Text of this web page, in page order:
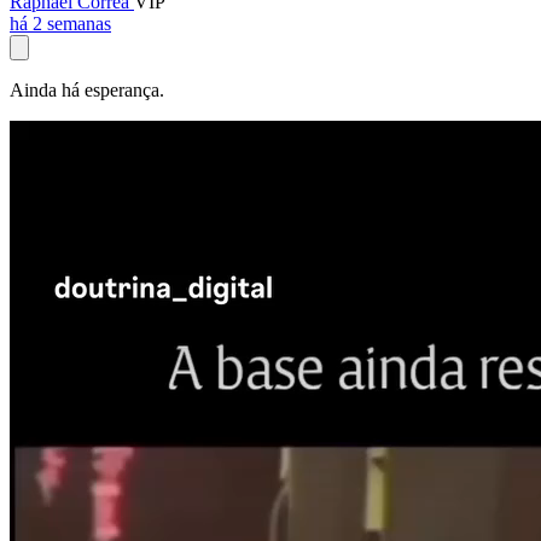
há 2 semanas
Ainda há esperança.